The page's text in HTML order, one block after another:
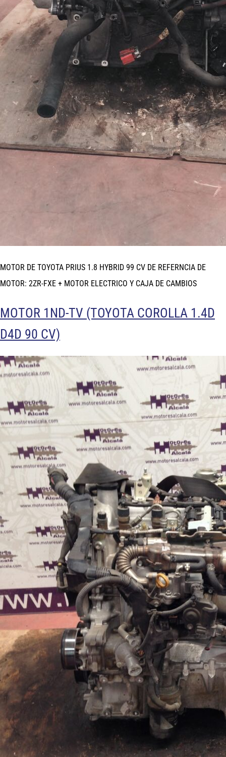
MOTOR DE TOYOTA PRIUS 1.8 HYBRID 99 CV DE REFERNCIA DE
MOTOR: 2ZR-FXE + MOTOR ELECTRICO Y CAJA DE CAMBIOS
MOTOR 1ND-TV (TOYOTA COROLLA 1.4D
D4D 90 CV)